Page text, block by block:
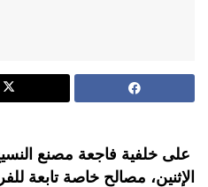
على خلفية فاجعة مصنع
الإثنين، مصالح خاصة تابعة